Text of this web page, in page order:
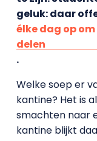
geluk: daar
élke dag op om
delen
.
Welke soep er
kantine? Het is
smachten naar
kantine blijkt